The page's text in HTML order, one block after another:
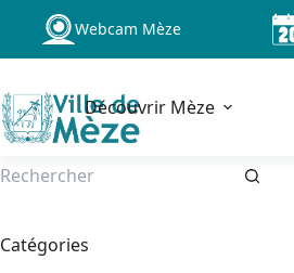
Passer
contenu
Webcam Mèze
Découvrir Mèze
Catégories